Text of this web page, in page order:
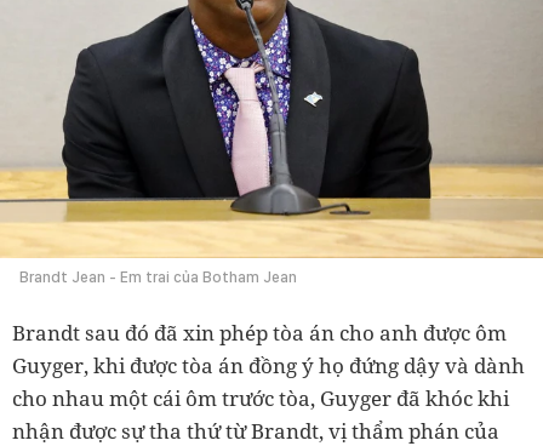
Brandt Jean - Em trai của Botham Jean
Brandt sau đó đã xin phép tòa án cho anh được ôm
Guyger, khi được tòa án đồng ý họ đứng dậy và dành
cho nhau một cái ôm trước tòa, Guyger đã khóc khi
nhận được sự tha thứ từ Brandt, vị thẩm phán của